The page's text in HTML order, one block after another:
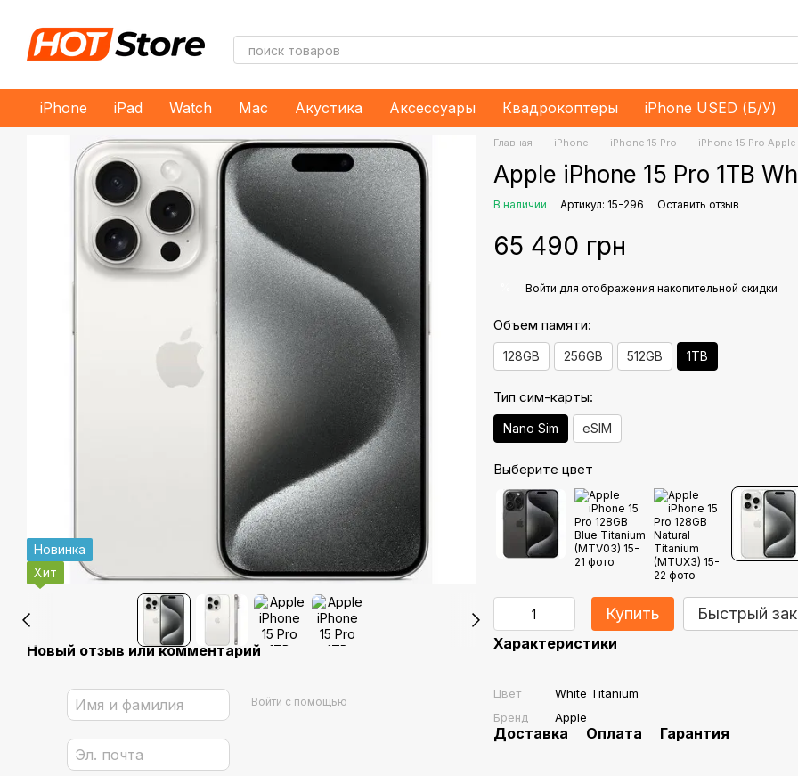
iPhone iPad Watch Mac Акустика Аксессуары Квадрокоптеры iPhone USED (Б/У)
Новинка
Хит
Новый отзыв или комментарий
Войти с помощью
Главная iPhone iPhone 15 Pro iPhone 15 Pro Apple
Apple iPhone 15 Pro 1TB
В наличии Артикул: 15-296 Оставить отзыв
65 490 грн
Войти для отображения накопительной скидки
Объем памяти:
128GB 256GB 512GB 1TB
Тип сим-карты:
Nano Sim eSIM
Выберите цвет
Купить Быстрый
Характеристики
Цвет
White Titanium
Бренд
Apple
Доставка Оплата Гарантия